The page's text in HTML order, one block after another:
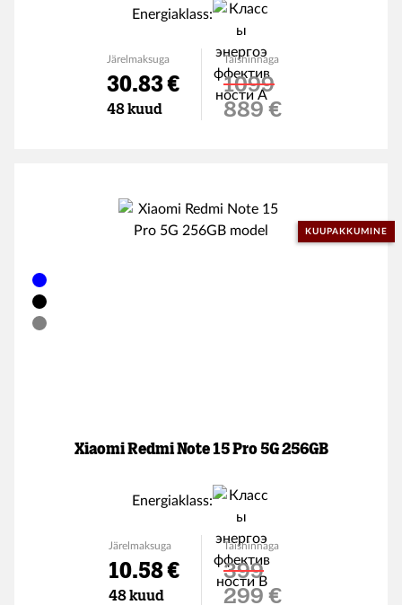
Energiaklass:
Järelmaksuga
30.83 €
48 kuud
Täishinnaga
1099
Soodushind
889 €
KUUPAKKUMINE
Xiaomi Redmi Note 15 Pro 5G 256GB
Energiaklass:
Järelmaksuga
10.58 €
48 kuud
Täishinnaga
399
Soodushind
299 €